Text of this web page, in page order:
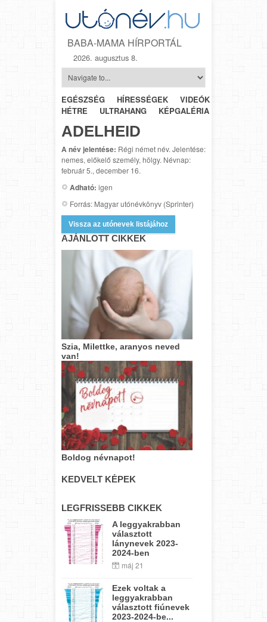
BABA-MAMA HÍRPORTÁL
2026. augusztus 8.
EGÉSZSÉG HÍRESSÉGEK VIDEÓK
HÉTRŐL-
HÉTRE
ULTRAHANG KÉPGALÉRIA
ADELHEID
A név jelentése: Régi német név. Jelentése:
nemes, előkelő személy, hölgy. Névnap:
február 5., december 16.
Adható: igen
Forrás: Magyar utónévkönyv (Sprinter)
Vissza az utónevek listájához
AJÁNLOTT CIKKEK
Szia, Milettke, aranyos neved
van!
Boldog névnapot!
KEDVELT KÉPEK
LEGFRISSEBB CIKKEK
A leggyakrabban
választott
lánynevek 2023-
2024-ben
máj 21
Ezek voltak a
leggyakrabban
választott fiúnevek
2023-2024-be...